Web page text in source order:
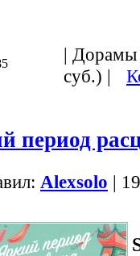
| Дорамы
суб.) |
период
Alexsolo |